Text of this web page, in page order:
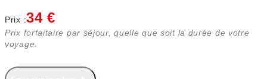
Prix :34 €
Prix forfaitaire par séjour, quelle que soit la durée de votre
voyage.